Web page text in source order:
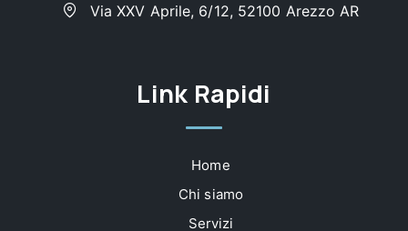
Via XXV Aprile, 6/12, 52100 Arezzo AR
Link Rapidi
Home
Chi siamo
Servizi